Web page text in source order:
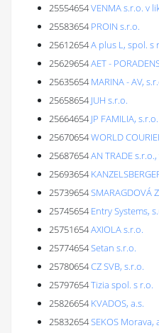
25554654VENMA s.r.o. v
25583654 PROIN s.r.o.
25612654A plus L, spol. s
25629654AET -
25635654 MARINA - AV,
25658654 JUH s.r.o.
25664654 JP FAMILIA, s.r.o.
25670654WORLD
25687654AN TRADE
25693654
25739654SMARAGDOVÁ
25745654 Entry Systems,
25751654AXIOLA s.r.o.
25774654Setan s.r.o.
25780654CZ SVB, s.r.o.
25797654Tizia spol. s r.o.
25826654 KVADOS, a.s.
25832654SEKOS Morava,